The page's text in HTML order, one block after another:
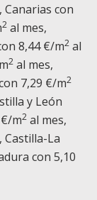
Canarias con
2 al mes,
8,44 €/m2 al
2 al mes,
7,29 €/m2
y León
m2 al mes,
Castilla-La
con 5,10